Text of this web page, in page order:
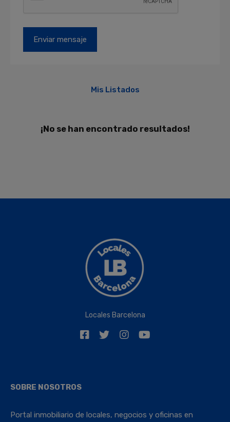
Mis Listados
¡No se han encontrado resultados!
Locales Barcelona
SOBRE NOSOTROS
Portal inmobiliario de locales, negocios y oficinas en